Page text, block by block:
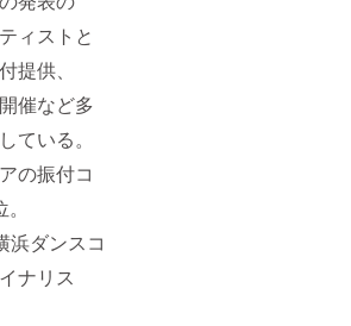
ィストと
提供、
催など多
ている。
の振付コ
浜ダンスコ
ナリス